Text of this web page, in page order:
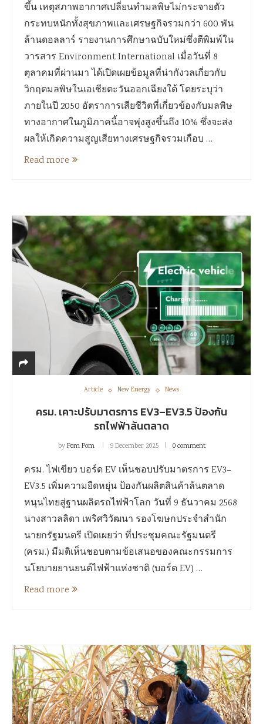
ขึ้น เหตุสภาพอากาศเปลี่ยนทำมลพิษไม่กระจายตัว
กระทบหนักทั้งสุขภาพและเศรษฐกิจรวมกว่า 600 พัน
ล้านดอลลาร์ รายงานการศึกษาฉบับใหม่ซึ่งตีพิมพ์ใน
วารสาร Environment International เมื่อวันที่ 8
ตุลาคมที่ผ่านมา ได้เปิดเผยข้อมูลที่น่ากังวลเกี่ยวกับ
วิกฤตมลพิษในเอเชียตะวันออกเฉียงใต้ โดยระบุว่า
ภายในปี 2050 อัตราการเสียชีวิตที่เกี่ยวข้องกับมลพิษ
ทางอากาศในภูมิภาคนี้อาจพุ่งสูงขึ้นถึง 10% ซึ่งจะส่ง
ผลให้เกิดความสูญเสียทางเศรษฐกิจรวมเกือบ …
Read more
Article New Energy News
ครม. เคาะปรับมาตรการ EV3–EV3.5 ป้องกัน
รถไฟฟ้าล้นตลาด
byPom Pom 9 December 2025 0 comment
ครม. ไฟเขียว บอร์ด EV เห็นชอบปรับมาตรการ EV3–
EV3.5 เพิ่มความยืดหยุ่น ป้องกันผลิตสินค้าล้นตลาด
หนุนไทยสู่ฐานผลิตรถไฟฟ้าโลก วันที่ 9 ธันวาคม 2568
นางสาวลลิดา เพริศวิวัฒนา รองโฆษกประจำสำนัก
นายกรัฐมนตรี เปิดเผยว่า ที่ประชุมคณะรัฐมนตรี
(ครม.) มีมติเห็นชอบตามข้อเสนอของคณะกรรมการ
นโยบายยานยนต์ไฟฟ้าแห่งชาติ (บอร์ด EV) …
Read more